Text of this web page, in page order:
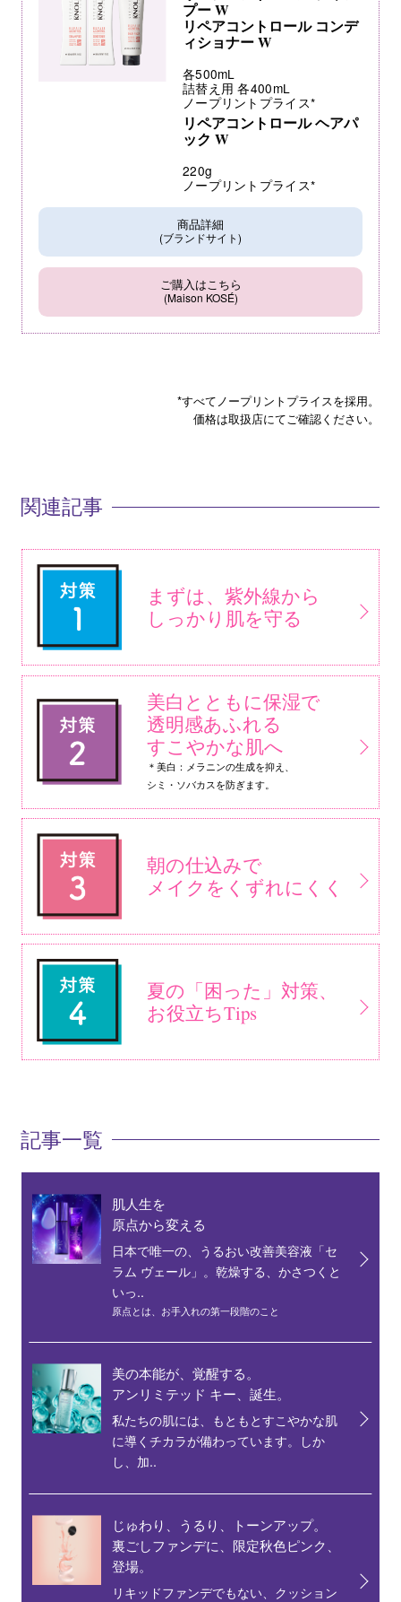
プー W
リペアコントロール コンデ
ィショナー W
各500mL
詰替え用 各400mL
ノープリントプライス*
リペアコントロール ヘアパ
ック W
220g
ノープリントプライス*
商品詳細
(ブランドサイト)
ご購入はこちら
(Maison KOSÉ)
*すべてノープリントプライスを採用。
価格は取扱店にてご確認ください。
関連記事
まずは、紫外線から
しっかり肌を守る
美白とともに保湿で
透明感あふれる
すこやかな肌へ
＊美白：メラニンの生成を抑え、
シミ・ソバカスを防ぎます。
朝の仕込みで
メイクをくずれにくく
夏の「困った」対策、
お役立ちTips
記事一覧
肌人生を
原点から変える
日本で唯一の、うるおい改善美容液「セ
ラム ヴェール」。乾燥する、かさつくと
いっ..
原点とは、お手入れの第一段階のこと
美の本能が、覚醒する。
アンリミテッド キー、誕生。
私たちの肌には、もともとすこやかな肌
に導くチカラが備わっています。しか
し、加..
じゅわり、うるり、トーンアップ。
裏ごしファンデに、限定秋色ピンク、
登場。
リキッドファンデでもない、クッション